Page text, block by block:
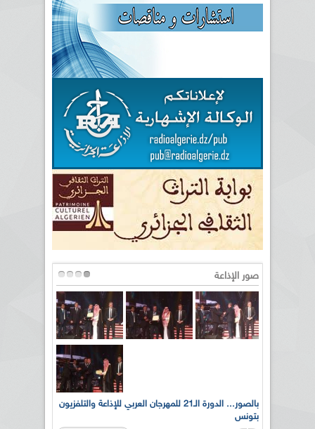
صور الإذاعة
بالصور... الدورة الـ21 للمهرجان العربي للإذاعة والتلفزيون
بتونس